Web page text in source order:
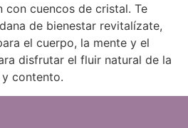
con cuencos de cristal. Te
de bienestar revitalízate,
el cuerpo, la mente y el
disfrutar el fluir natural de la
contento.